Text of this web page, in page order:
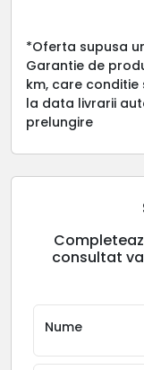
*Oferta supusa
Garantie de
km, care
la data livrarii
prelungire
consultat
Nume